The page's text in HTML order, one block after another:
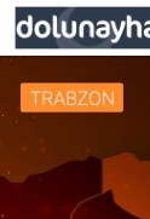
yapıyor